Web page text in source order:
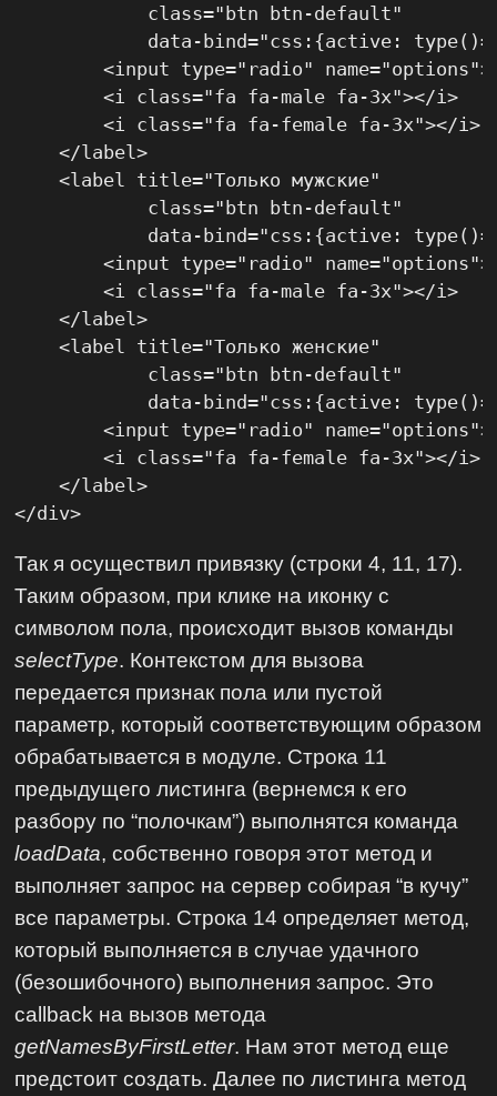
            class="btn btn-default"
data-bind="css:{active:
        <input type="radio" name="options">
        <i class="fa fa-male fa-3x"></i>
        <i class="fa fa-female fa-3x"></i>
    </label>
    <label title="Только мужские"
            class="btn btn-default"
data-bind="css:{active:
        <input type="radio" name="options">
        <i class="fa fa-male fa-3x"></i>
    </label>
    <label title="Только женские"
            class="btn btn-default"
data-bind="css:{active:
        <input type="radio" name="options">
        <i class="fa fa-female fa-3x"></i>
    </label>
</div>
Так я осуществил привязку (строки 4, 11, 17).
Таким образом, при клике на иконку с
символом пола, происходит вызов команды
selectType. Контекстом для вызова
передается признак пола или пустой
параметр, который соответствующим образом
обрабатывается в модуле. Строка 11
предыдущего листинга (вернемся к его
разбору по “полочкам”) выполнятся команда
loadData, собственно говоря этот метод и
выполняет запрос на сервер собирая “в кучу”
все параметры. Строка 14 определяет метод,
который выполняется в случае удачного
(безошибочного) выполнения запрос. Это
callback на вызов метода
getNamesByFirstLetter. Нам этот метод еще
предстоит создать. Далее по листинга метод